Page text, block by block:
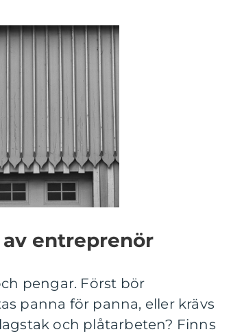
entreprenör
pengar. Först bör
panna för panna, eller krävs
och plåtarbeten? Finns